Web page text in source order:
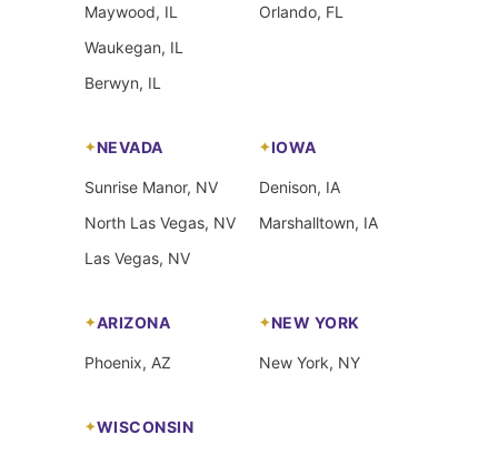
Maywood, IL
Waukegan, IL
Berwyn, IL
Orlando, FL
NEVADA
Sunrise Manor, NV
North Las Vegas, NV
Las Vegas, NV
IOWA
Denison, IA
Marshalltown, IA
ARIZONA
Phoenix, AZ
NEW YORK
New York, NY
WISCONSIN